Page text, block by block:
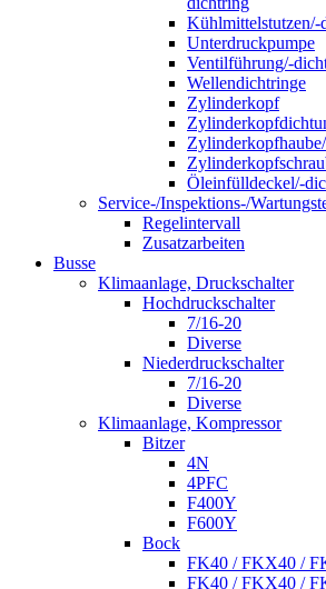
Kühlmittelstutzen/-
Unterdruckpumpe
Ventilführung/-
Wellendichtringe
Zylinderkopf
Öleinfülldeckel/-
Service-/Inspektions-/
Regelintervall
Zusatzarbeiten
Busse
Klimaanlage, Druckschalter
Hochdruckschalter
7/16-20
Diverse
Niederdruckschalter
7/16-20
Diverse
Klimaanlage, Kompressor
Bitzer
4N
4PFC
F400Y
F600Y
Bock
FK40 / FKX40 /
FK40 / FKX40 /